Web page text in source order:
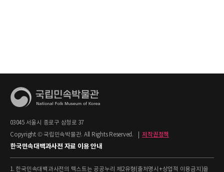
03045 서울시 종로구 삼청로 37
Copyright © 국립민속박물관. All Rights Reserved.
저작권정책
한국민속대백과사전 자료 이용 안내
1. 한국민속대백과사전의 텍스트는 공공누리 제2유형(출처명시+상업적 이용금지)을